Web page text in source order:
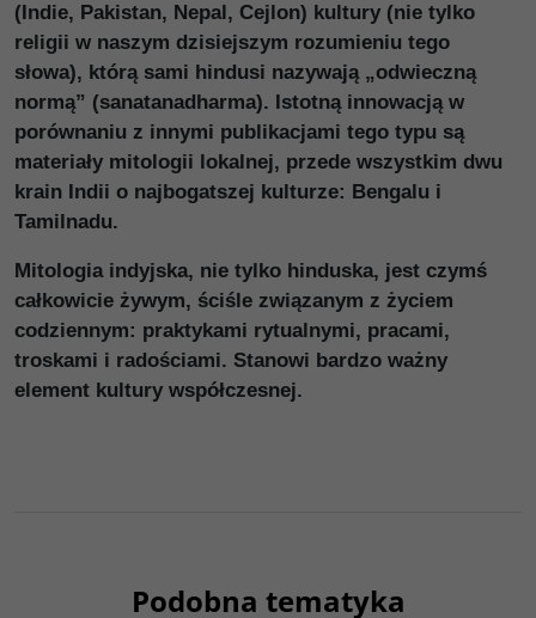
(Indie, Pakistan, Nepal, Cejlon) kultury (nie tylko
religii w naszym dzisiejszym rozumieniu tego
słowa), którą sami hindusi nazywają „odwieczną
normą” (sanatanadharma). Istotną innowacją w
porównaniu z innymi publikacjami tego typu są
materiały mitologii lokalnej, przede wszystkim dwu
krain Indii o najbogatszej kulturze: Bengalu i
Tamilnadu.
Mitologia indyjska, nie tylko hinduska, jest czymś
całkowicie żywym, ściśle związanym z życiem
codziennym: praktykami rytualnymi, pracami,
troskami i radościami. Stanowi bardzo ważny
element kultury współczesnej.
Podobna tematyka